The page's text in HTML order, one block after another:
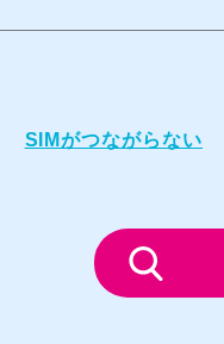
SIMがつながらない